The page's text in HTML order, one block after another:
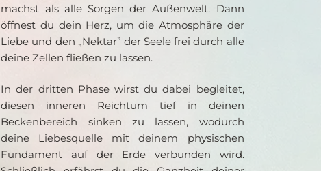
machst als alle Sorgen der Außenwelt. Dann
öffnest du dein Herz, um die Atmosphäre der
Liebe und den „Nektar” der Seele frei durch alle
deine Zellen fließen zu lassen.
In der dritten Phase wirst du dabei begleitet,
diesen inneren Reichtum tief in deinen
Beckenbereich sinken zu lassen, wodurch
deine Liebesquelle mit deinem physischen
Fundament auf der Erde verbunden wird.